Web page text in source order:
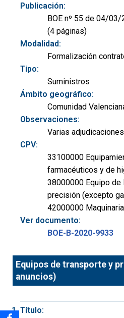
Publicación:
BOE nº 55 de 04/
(4 páginas)
Modalidad:
Formalización
Tipo:
Suministros
Ámbito geográfico:
Comunidad
Observaciones:
Varias
CPV:
33100000
farmacéuticos y de
38000000 Equipo
precisión (excepto
42000000
Ver documento:
BOE-B-2020-9933
Equipos de transporte y
anuncios)
Título: